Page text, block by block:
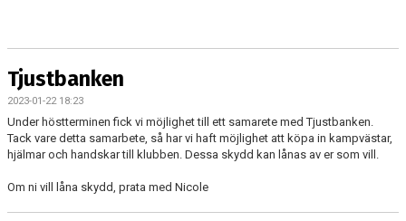
Tjustbanken
2023-01-22 18:23
Under höstterminen fick vi möjlighet till ett samarete med Tjustbanken.
Tack vare detta samarbete, så har vi haft möjlighet att köpa in kampvästar,
hjälmar och handskar till klubben. Dessa skydd kan lånas av er som vill.
Om ni vill låna skydd, prata med Nicole